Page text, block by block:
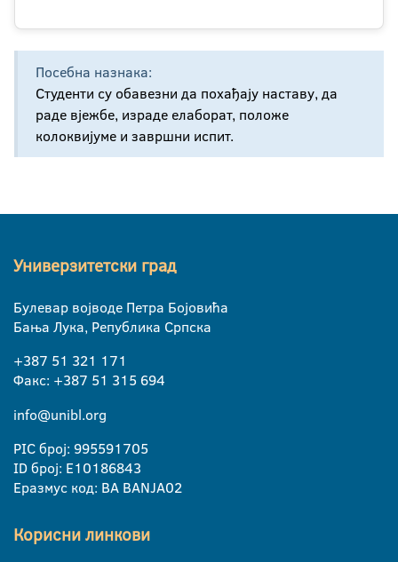
Посебна назнака:
Студенти су обавезни да похађају наставу, да
раде вјежбе, израде елаборат, положе
колоквијуме и завршни испит.
Универзитетски град
Булевар војводе Петра Бојовића
Бања Лука, Република Српска
+387 51 321 171
Факс: +387 51 315 694
info@unibl.org
PIC број: 995591705
ID број: E10186843
Еразмус код: BA BANJA02
Корисни линкови